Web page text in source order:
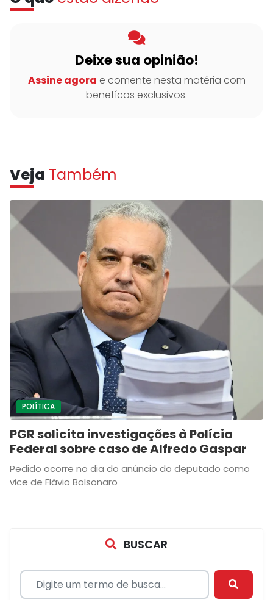
Deixe sua opinião!
Assine agora e comente nesta matéria com
benefícos exclusivos.
Veja Também
POLÍTICA
PGR solicita investigações à Polícia
Federal sobre caso de Alfredo Gaspar
Pedido ocorre no dia do anúncio do deputado como
vice de Flávio Bolsonaro
BUSCAR